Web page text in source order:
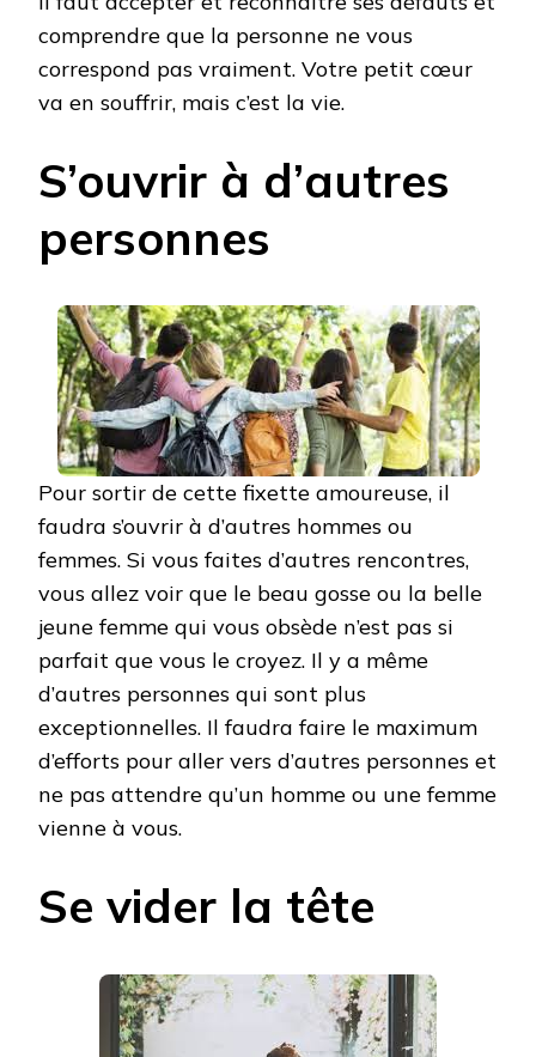
comprendre que la personne ne vous
correspond pas vraiment. Votre petit cœur
va en souffrir, mais c’est la vie.
S’ouvrir à d’autres
personnes
Pour sortir de cette fixette amoureuse, il
faudra s’ouvrir à d’autres hommes ou
femmes. Si vous faites d’autres rencontres,
vous allez voir que le beau gosse ou la belle
jeune femme qui vous obsède n’est pas si
parfait que vous le croyez. Il y a même
d’autres personnes qui sont plus
exceptionnelles. Il faudra faire le maximum
d’efforts pour aller vers d’autres personnes et
ne pas attendre qu’un homme ou une femme
vienne à vous.
Se vider la tête